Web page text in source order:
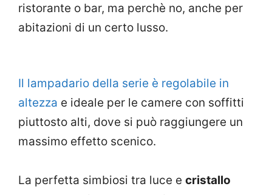
ristorante o bar, ma perchè no, anche per
abitazioni di un certo lusso.
Il lampadario della serie è regolabile in
altezza e ideale per le camere con soffitti
piuttosto alti, dove si può raggiungere un
massimo effetto scenico.
La perfetta simbiosi tra luce e cristallo